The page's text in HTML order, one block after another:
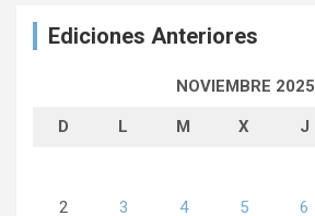
Ediciones Anteriores
NOVIEMBRE 2025
D L M X J
2 3 4 5 6